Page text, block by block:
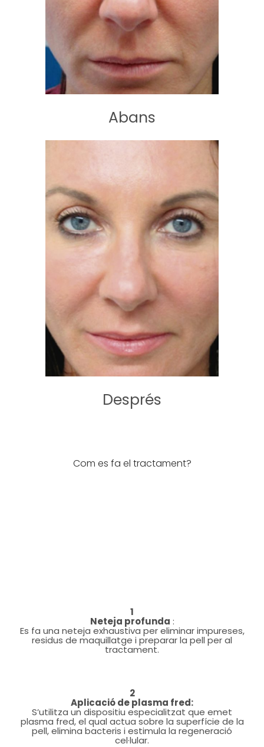
Abans
Després
Com es fa el tractament?
1
Neteja profunda :
Es fa una neteja exhaustiva per eliminar impureses,
residus de maquillatge i preparar la pell per al
tractament.
2
Aplicació de plasma fred:
S’utilitza un dispositiu especialitzat que emet
plasma fred, el qual actua sobre la superfície de la
pell, elimina bacteris i estimula la regeneració
cel·lular.